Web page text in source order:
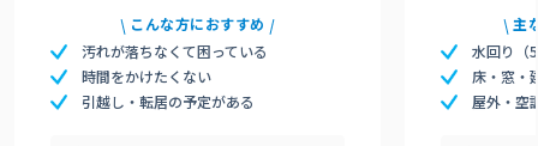
こんな方におすすめ
汚れが落ちなくて困っている
時間をかけたくない
引越し・転居の予定がある
主
水回り（
床・窓・
屋外・空